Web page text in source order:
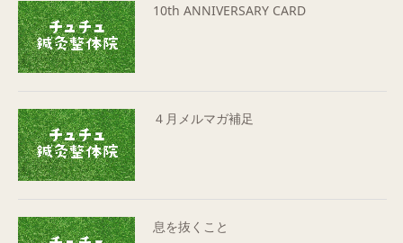
10th ANNIVERSARY CARD
４月メルマガ補足
息を抜くこと